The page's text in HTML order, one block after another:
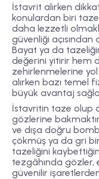
İstavrit alırken
konulardan biri
daha lezzetli
güvenliği açısından
Bayat ya da
değerini yitirir hem
zehirlenmelerine
alırken bazı temel
büyük avantaj
İstavritin taze olup
gözlerine bakmaktır
ve dışa doğru
çökmüş ya da gri
tazeliğini
tezgâhında gözler,
güvenilir